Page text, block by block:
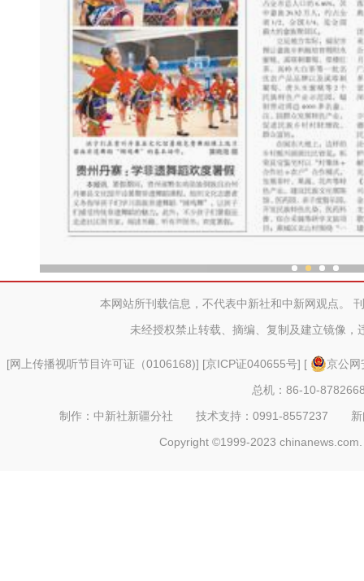
本网站所刊载信息，不代表中新社和中新网观点。
未经授权禁止转载、摘编、复制及建立镜像，
[网上传播视听节目许可证（0106168)] [京ICP证040655号] [
京公
总机：86-10-
制作：中新社新疆分社 技术支持：0991-8557237
Copyright ©1999-2023